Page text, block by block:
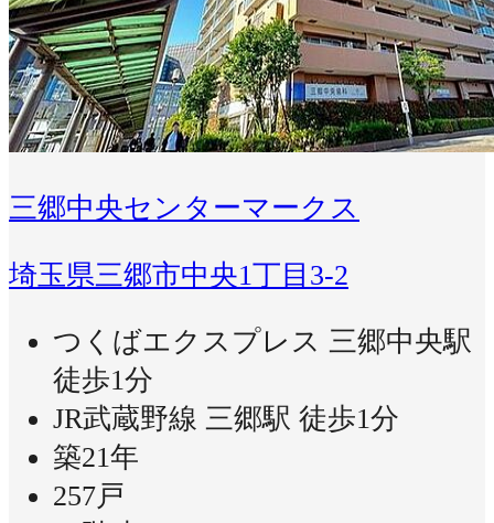
三郷中央センターマークス
埼玉県三郷市中央1丁目3-2
つくばエクスプレス 三郷中央駅
徒歩1分
JR武蔵野線 三郷駅 徒歩1分
築21年
257戸